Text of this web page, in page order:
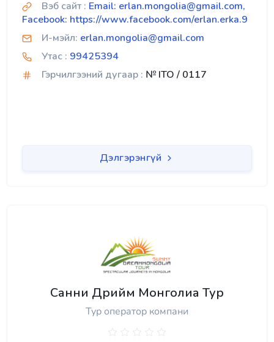
Вэб сайт : Email: erlan.mongolia@gmail.com,
Facebook: https://www.facebook.com/erlan.erka.9
И-мэйл: erlan.mongolia@gmail.com
Утас : 99425394
Гэрчилгээний дугаар : № ITO / 0117
Дэлгэрэнгүй
Санни Дрийм Монголиа Тур
Тур оператор компани